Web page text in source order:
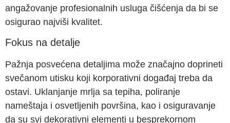
angažovanje profesionalnih usluga čišćenja da bi se
osigurao najviši kvalitet.
Fokus na detalje
Pažnja posvećena detaljima može značajno doprineti
svečanom utisku koji korporativni događaj treba da
ostavi. Uklanjanje mrlja sa tepiha, poliranje
nameštaja i osvetljenih površina, kao i osiguravanje
da su svi dekorativni elementi u besprekornom